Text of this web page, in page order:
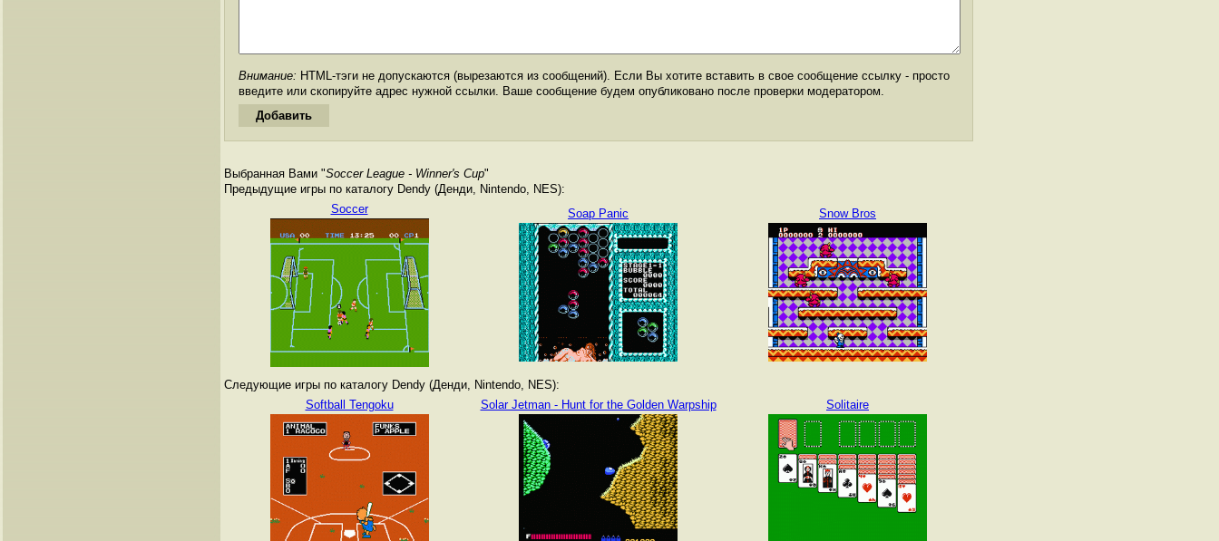
Внимание: HTML-тэги не допускаются (вырезаются из сообщений). Если Вы хотите вставить в свое сообщение ссылку - просто
введите или скопируйте адрес нужной ссылки. Ваше сообщение будем опубликовано после проверки модератором.
Выбранная Вами "Soccer League - Winner's Cup"
Предыдущие игры по каталогу Dendy (Денди, Nintendo, NES):
Soccer
Soap Panic Snow Bros
Следующие игры по каталогу Dendy (Денди, Nintendo, NES):
Softball Tengoku
Solar Jetman - Hunt for the Golden Warpship Solitaire